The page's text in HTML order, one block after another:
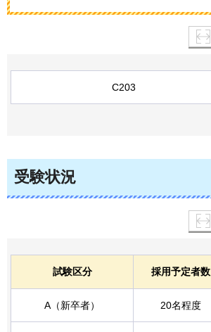
C203
受験状況
試験区分 採用予定者数
A（新卒者） 20名程度